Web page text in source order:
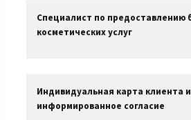
Специалист по предоставлению
косметических услуг
Индивидуальная карта клиента и
информированное согласие